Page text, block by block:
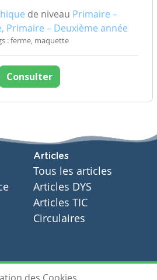
de niveau Primaire –
Primaire – Deuxième année
: ferme, maquette
Consulter
Articles
Tous les articles
Articles DYS
Articles TIC
Circulaires